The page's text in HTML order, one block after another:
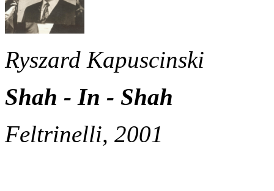
Ryszard Kapuscinski
Shah - In - Shah
Feltrinelli, 2001